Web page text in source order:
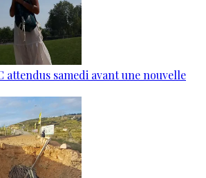
attendus samedi avant une nouvelle